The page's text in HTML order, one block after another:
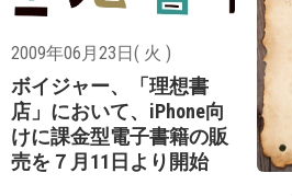
2009年06月23日( 火 )
ボイジャー、「理想書
店」において、iPhone向
けに課金型電子書籍の販
売を７月11日より開始